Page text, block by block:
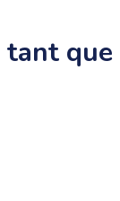
tant que